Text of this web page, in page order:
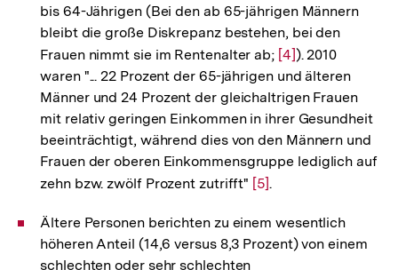
bis 64-Jährigen (Bei den ab 65-jährigen Männern
bleibt die große Diskrepanz bestehen, bei den
Frauen nimmt sie im Rentenalter ab; Zur
Auflösung
der
Fußnote
[4] ). 2010
waren "... 22 Prozent der 65-jährigen und älteren
Männer und 24 Prozent der gleichaltrigen Frauen
mit relativ geringen Einkommen in ihrer Gesundheit
beeinträchtigt, während dies von den Männern und
Frauen der oberen Einkommensgruppe lediglich auf
zehn bzw. zwölf Prozent zutrifft" Zur
der
Fußnote
[5].
Ältere Personen berichten zu einem wesentlich
höheren Anteil (14,6 versus 8,3 Prozent) von einem
schlechten oder sehr schlechten